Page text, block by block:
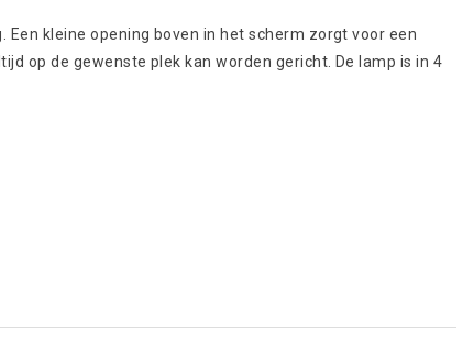
kleine opening boven in het scherm zorgt voor een
op de gewenste plek kan worden gericht. De lamp is in 4